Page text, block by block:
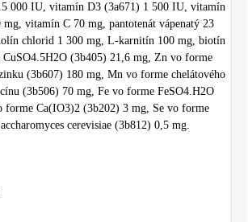
000 IU, vitamín D3 (3a671) 1 500 IU, vitamín
vitamín C 70 mg, pantotenát vápenatý 23
chlorid 1 300 mg, L-karnitín 100 mg, biotín
(3b405) 21,6 mg, Zn vo forme
(3b607) 180 mg, Mn vo forme chelátového
(3b506) 70 mg, Fe vo forme FeSO4.H2O
forme Ca(IO3)2 (3b202) 3 mg, Se vo forme
cerevisiae (3b812) 0,5 mg.